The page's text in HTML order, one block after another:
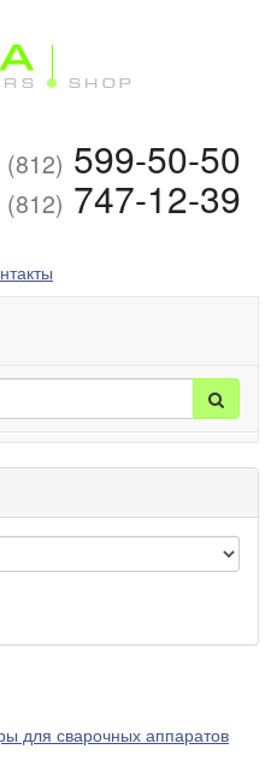
(812) 599-50-50
(812) 747-12-39
для сварочных аппаратов